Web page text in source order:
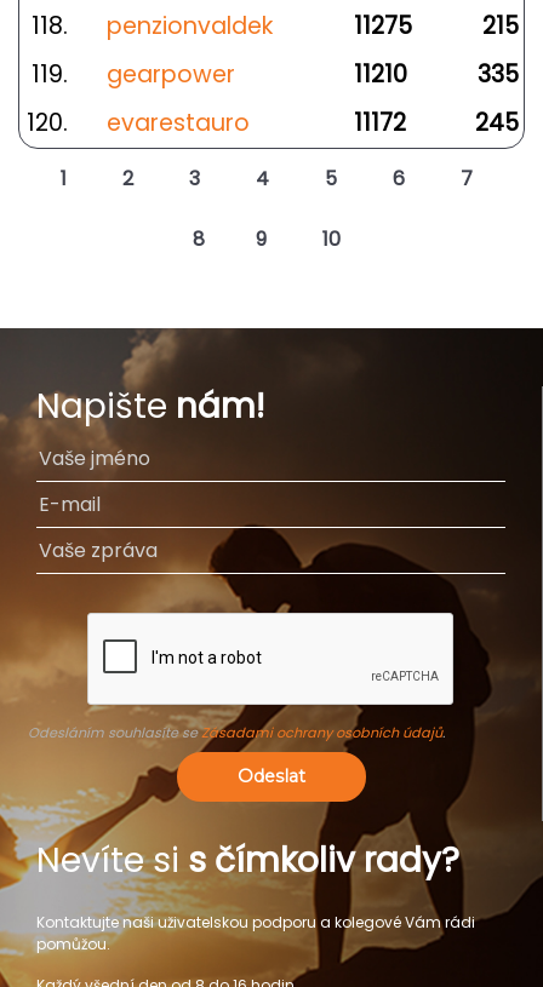
118.
penzionvaldek 11275
215
119.
gearpower 11210
335
120.
evarestauro 11172 245
1 2 3 4 5 6 7
8 9 10
Napište nám!
Odesláním souhlasíte seZásadami ochrany osobních údajů.
Odeslat
Nevíte si s čímkoliv rady?
Kontaktujte naši uživatelskou podporu a kolegové Vám rádi
pomůžou.